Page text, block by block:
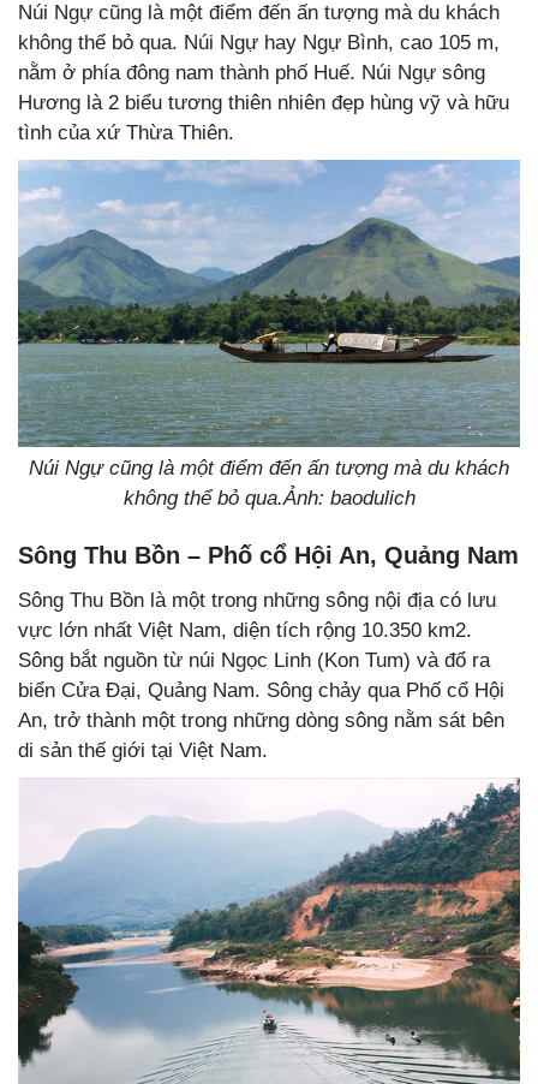
Núi Ngự cũng là một điểm đến ấn tượng mà du khách
không thể bỏ qua. Núi Ngự hay Ngự Bình, cao 105 m,
nằm ở phía đông nam thành phố Huế. Núi Ngự sông
Hương là 2 biểu tương thiên nhiên đẹp hùng vỹ và hữu
tình của xứ Thừa Thiên.
Núi Ngự cũng là một điểm đến ấn tượng mà du khách
không thể bỏ qua.Ảnh: baodulich
Sông Thu Bồn – Phố cổ Hội An, Quảng Nam
Sông Thu Bồn là một trong những sông nội địa có lưu
vực lớn nhất Việt Nam, diện tích rộng 10.350 km2.
Sông bắt nguồn từ núi Ngọc Linh (Kon Tum) và đổ ra
biển Cửa Đại, Quảng Nam. Sông chảy qua Phố cổ Hội
An, trở thành một trong những dòng sông nằm sát bên
di sản thế giới tại Việt Nam.